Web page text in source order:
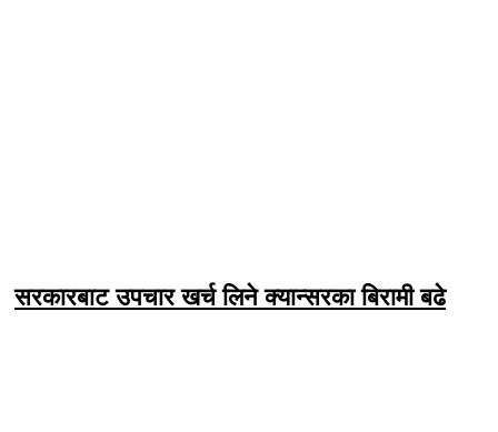
सरकारबाट उपचार खर्च लिने क्यान्सरका बिरामी बढे